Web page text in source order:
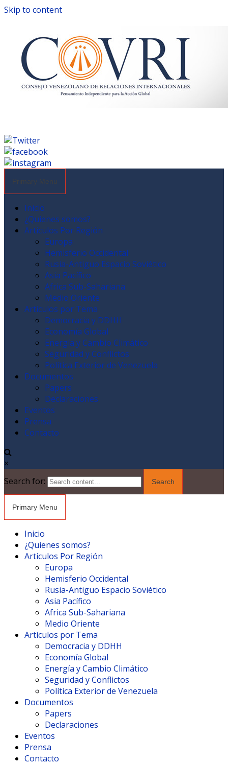
Skip to content
Primary Menu
Inicio
¿Quienes somos?
Articulos Por Región
Europa
Hemisferio Occidental
Rusia-Antiguo Espacio Soviético
Asia Pacífico
Africa Sub-Sahariana
Medio Oriente
Artículos por Tema
Democracia y DDHH
Economía Global
Energía y Cambio Climático
Seguridad y Conflictos
Política Exterior de Venezuela
Documentos
Papers
Declaraciones
Eventos
Prensa
Contacto
×
Search for:
Primary Menu
Inicio
¿Quienes somos?
Articulos Por Región
Europa
Hemisferio Occidental
Rusia-Antiguo Espacio Soviético
Asia Pacífico
Africa Sub-Sahariana
Medio Oriente
Artículos por Tema
Democracia y DDHH
Economía Global
Energía y Cambio Climático
Seguridad y Conflictos
Política Exterior de Venezuela
Documentos
Papers
Declaraciones
Eventos
Prensa
Contacto